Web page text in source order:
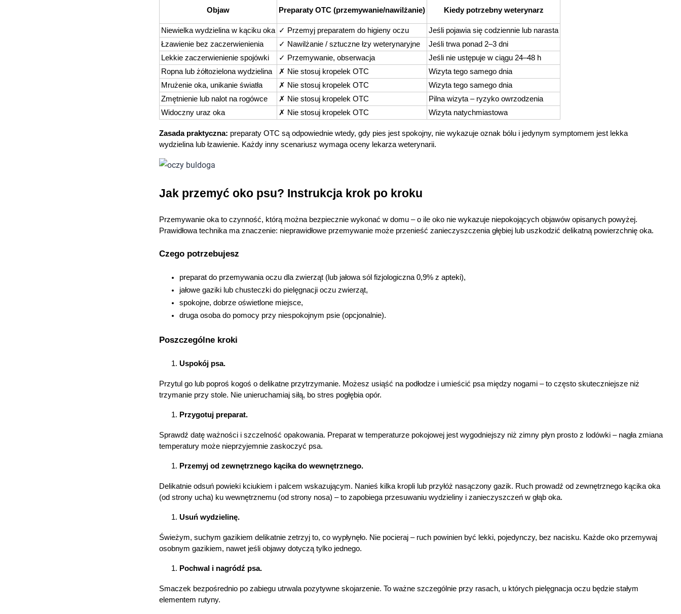
Korzystamy z plików cookies w celu dostosowania zawartości
serwisu do Twoich preferencji. Więcej informacji znajdziesz w
naszej polityce prywatności. Możesz określić warunki
przycisku "Ustawienia" lub możesz zaakceptować ustawienia
Objaw Preparaty OTC (przemywanie/nawilżanie) Kiedy potrzebny weterynarz
Niewielka wydzielina w kąciku oka ✓ Przemyj preparatem do higieny oczu
Jeśli pojawia się codziennie lub narasta
Łzawienie bez zaczerwienienia
✓ Nawilżanie / sztuczne łzy weterynaryjne
Jeśli trwa ponad 2–3 dni
Lekkie zaczerwienienie spojówki
✓ Przemywanie, obserwacja
Jeśli nie ustępuje w ciągu 24–48 h
Ropna lub żółtozielona wydzielina
✗ Nie stosuj kropelek OTC
Wizyta tego samego dnia
Mrużenie oka, unikanie światła
✗ Nie stosuj kropelek OTC
Wizyta tego samego dnia
Zmętnienie lub nalot na rogówce
✗ Nie stosuj kropelek OTC
Pilna wizyta – ryzyko owrzodzenia
Widoczny uraz oka
✗ Nie stosuj kropelek OTC Wizyta natychmiastowa
Zasada praktyczna: preparaty OTC są odpowiednie wtedy, gdy pies jest spokojny, nie wykazuje oznak bólu i jedynym symptomem jest lekka
wydzielina lub łzawienie. Każdy inny scenariusz wymaga oceny lekarza weterynarii.
Jak przemyć oko psu? Instrukcja krok po kroku
Przemywanie oka to czynność, którą można bezpiecznie wykonać w domu – o ile oko nie wykazuje niepokojących objawów opisanych powyżej.
Prawidłowa technika ma znaczenie: nieprawidłowe przemywanie może przenieść zanieczyszczenia głębiej lub uszkodzić delikatną powierzchnię oka.
Czego potrzebujesz
preparat do przemywania oczu dla zwierząt (lub jałowa sól fizjologiczna 0,9% z apteki),
jałowe gaziki lub chusteczki do pielęgnacji oczu zwierząt,
spokojne, dobrze oświetlone miejsce,
druga osoba do pomocy przy niespokojnym psie (opcjonalnie).
Poszczególne kroki
Uspokój psa.
Przytul go lub poproś kogoś o delikatne przytrzymanie. Możesz usiąść na podłodze i umieścić psa między nogami – to często skuteczniejsze niż
trzymanie przy stole. Nie unieruchamiaj siłą, bo stres pogłębia opór.
Przygotuj preparat.
Sprawdź datę ważności i szczelność opakowania. Preparat w temperaturze pokojowej jest wygodniejszy niż zimny płyn prosto z lodówki – nagła zmiana
temperatury może nieprzyjemnie zaskoczyć psa.
Przemyj od zewnętrznego kącika do wewnętrznego.
Delikatnie odsuń powieki kciukiem i palcem wskazującym. Nanieś kilka kropli lub przyłóż nasączony gazik. Ruch prowadź od zewnętrznego kącika oka
(od strony ucha) ku wewnętrznemu (od strony nosa) – to zapobiega przesuwaniu wydzieliny i zanieczyszczeń w głąb oka.
Usuń wydzielinę.
Świeżym, suchym gazikiem delikatnie zetrzyj to, co wypłynęło. Nie pocieraj – ruch powinien być lekki, pojedynczy, bez nacisku. Każde oko przemywaj
osobnym gazikiem, nawet jeśli objawy dotyczą tylko jednego.
Pochwal i nagródź psa.
Smaczek bezpośrednio po zabiegu utrwala pozytywne skojarzenie. To ważne szczególnie przy rasach, u których pielęgnacja oczu będzie stałym
elementem rutyny.